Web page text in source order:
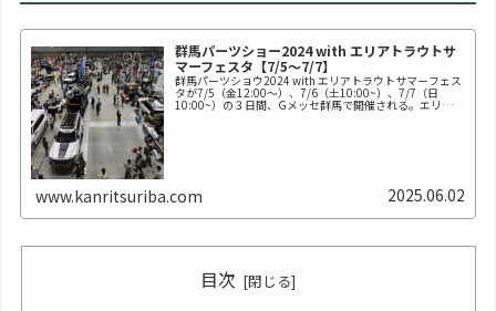
群馬パーツショー2024 with エリアトラウトサ
マーフェスタ【7/5～7/7】
群馬パーツショウ2024 with エリアトラウトサマーフェス
タが7/5（金12:00～）、7/6（土10:00~）、7/7（日
10:00~）の３日間、Gメッセ群馬で開催される。エリアト
www.kanritsuriba.com 2025.06.02
目次